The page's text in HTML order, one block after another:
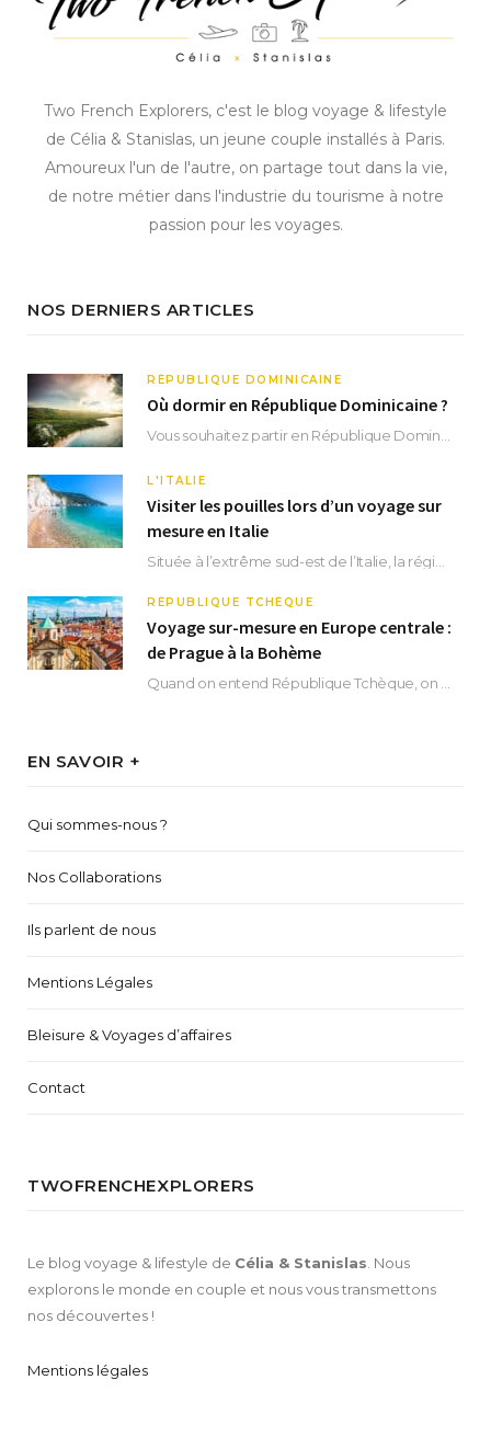
Two French Explorers, c'est le blog voyage & lifestyle
de Célia & Stanislas, un jeune couple installés à Paris.
Amoureux l'un de l'autre, on partage tout dans la vie,
de notre métier dans l'industrie du tourisme à notre
passion pour les voyages.
NOS DERNIERS ARTICLES
RÉPUBLIQUE DOMINICAINE
Où dormir en République Dominicaine ?
L'ITALIE
Visiter les pouilles lors d’un voyage sur
mesure en Italie
RÉPUBLIQUE TCHÈQUE
Voyage sur-mesure en Europe centrale :
de Prague à la Bohème
EN SAVOIR +
Qui sommes-nous ?
Nos Collaborations
Ils parlent de nous
Mentions Légales
Bleisure & Voyages d’affaires
Contact
TWOFRENCHEXPLORERS
Le blog voyage & lifestyle de Célia & Stanislas . Nous
explorons le monde en couple et nous vous transmettons
nos découvertes !
Mentions légales